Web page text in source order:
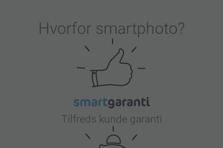
Hvorfor smartphoto?
Tilfreds kunde garanti